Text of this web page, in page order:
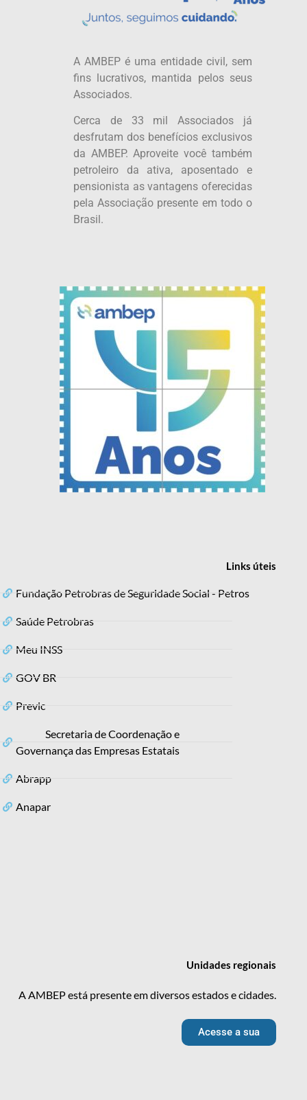
A AMBEP é uma entidade civil, sem
fins lucrativos, mantida pelos seus
Associados.
Cerca de 33 mil Associados já
desfrutam dos benefícios exclusivos
da AMBEP. Aproveite você também
petroleiro da ativa, aposentado e
pensionista as vantagens oferecidas
pela Associação presente em todo o
Brasil.
Linksúteis
Fundação Petrobras de Seguridade Social - Petros
Saúde Petrobras
Meu INSS
GOV BR
Previc
Secretaria de Coordenação e
Governança das Empresas Estatais
Abrapp
Anapar
Unidades regionais
A AMBEP está presente em diversos estados e cidades.
Acesse a sua